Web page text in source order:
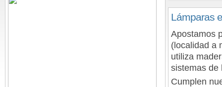
Lámparas
Apostamos
(localidad a
utiliza
sistemas de
Cumplen